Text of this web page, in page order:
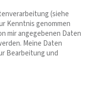
(siehe
Kenntnis genommen
mir angegebenen Daten
Meine Daten
Bearbeitung und